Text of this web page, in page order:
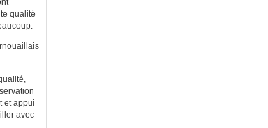
qualité
et appui
avec